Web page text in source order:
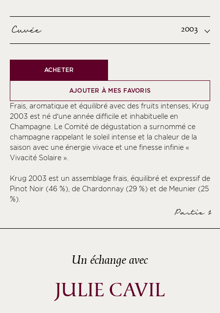
Cuvée 2003
ACHETER
AJOUTER À MES FAVORIS
Frais, aromatique et équilibré avec des fruits intenses, Krug
2003 est né d’une année difficile et inhabituelle en
Champagne. Le Comité de dégustation a surnommé ce
champagne rappelant le soleil intense et la chaleur de la
saison avec une énergie vivace et une finesse infinie «
Vivacité Solaire ».
Krug 2003 est un assemblage frais, équilibré et expressif de
Pinot Noir (46 %), de Chardonnay (29 %) et de Meunier (25
%).
Partie 1
Un échange avec
JULIE CAVIL